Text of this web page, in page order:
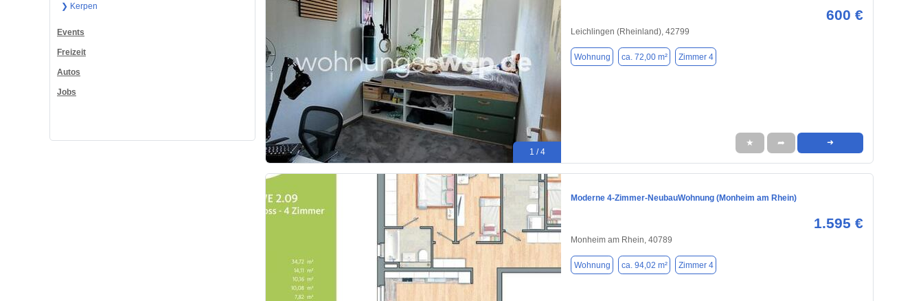
❯ Kerpen
Events
Freizeit
Autos
Jobs
1 / 4
600 €
Leichlingen (Rheinland), 42799
Wohnung ca. 72,00 m² Zimmer 4
★ ➦ ➜
Moderne 4-Zimmer-NeubauWohnung (Monheim am Rhein)
1.595 €
Monheim am Rhein, 40789
Wohnung ca. 94,02 m² Zimmer 4